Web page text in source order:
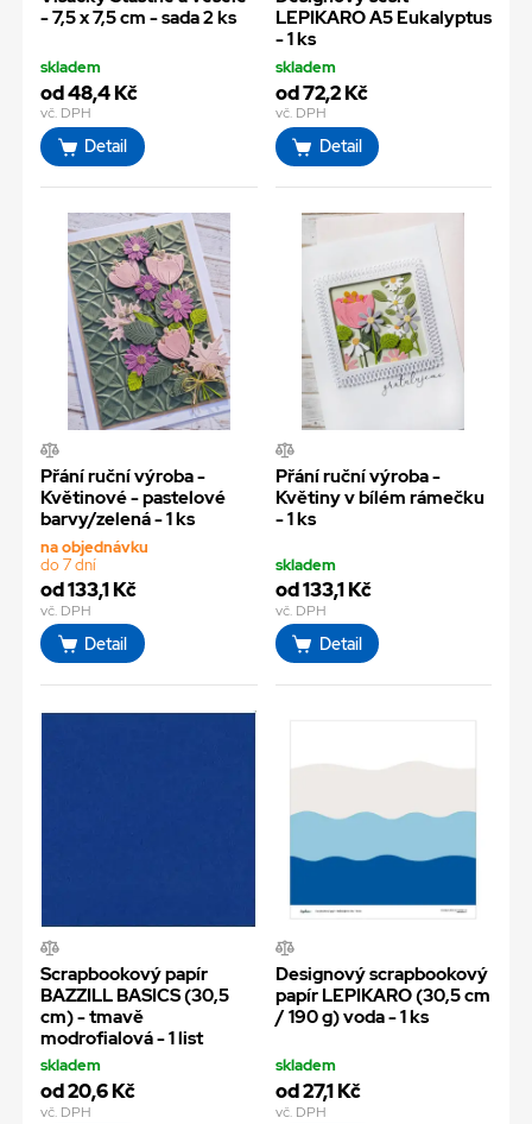
- 7,5 x 7,5 cm - sada 2 ks
skladem
od 48,4 Kč
vč. DPH
Detail
LEPIKARO A5 Eukalyptus
- 1 ks
skladem
od 72,2 Kč
vč. DPH
Detail
Přání ruční výroba -
Květinové - pastelové
barvy/zelená - 1 ks
na objednávku
do 7 dní
od 133,1 Kč
vč. DPH
Detail
Přání ruční výroba -
Květiny v bílém rámečku
- 1 ks
skladem
od 133,1 Kč
vč. DPH
Detail
Scrapbookový papír
BAZZILL BASICS (30,5
cm) - tmavě
modrofialová - 1 list
skladem
od 20,6 Kč
vč. DPH
Designový scrapbookový
papír LEPIKARO (30,5 cm
/ 190 g) voda - 1 ks
skladem
od 27,1 Kč
vč. DPH